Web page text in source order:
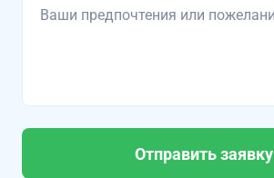
Отправить заявку